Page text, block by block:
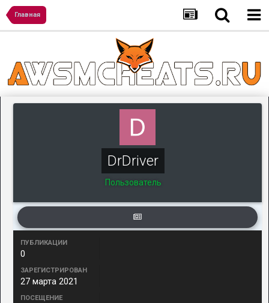
Главная
DrDriver
Пользователь
ПУБЛИКАЦИИ
0
ЗАРЕГИСТРИРОВАН
27 марта 2021
ПОСЕЩЕНИЕ